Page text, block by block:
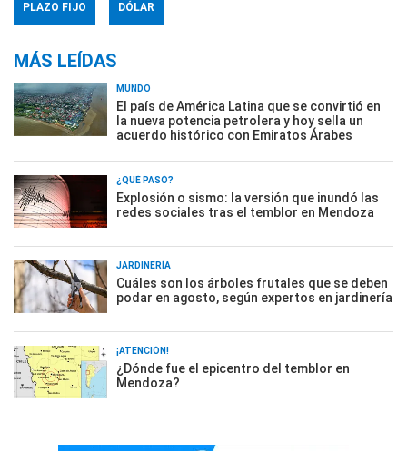
PLAZO FIJO DÓLAR
MÁS LEÍDAS
MUNDO
El país de América Latina que se convirtió en
la nueva potencia petrolera y hoy sella un
acuerdo histórico con Emiratos Árabes
¿QUÉ PASÓ?
Explosión o sismo: la versión que inundó las
redes sociales tras el temblor en Mendoza
JARDINERÍA
Cuáles son los árboles frutales que se deben
podar en agosto, según expertos en jardinería
¡ATENCIÓN!
¿Dónde fue el epicentro del temblor en
Mendoza?